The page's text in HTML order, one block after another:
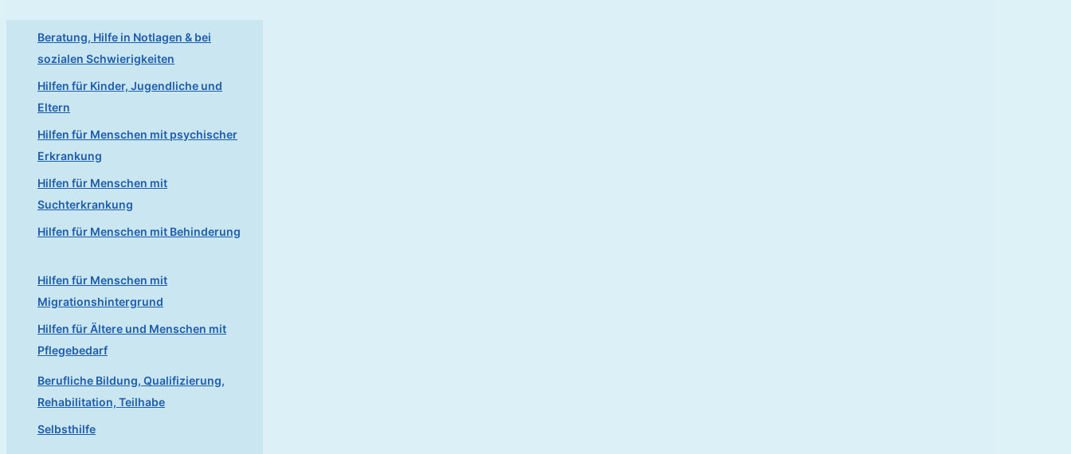
Beratung, Hilfe in Notlagen & bei
sozialen Schwierigkeiten
Hilfen für Kinder, Jugendliche und
Eltern
Hilfen für Menschen mit psychischer
Erkrankung
Hilfen für Menschen mit
Suchterkrankung
Hilfen für Menschen mit Behinderung
Hilfen für Menschen mit
Migrationshintergrund
Hilfen für Ältere und Menschen mit
Pflegebedarf
Berufliche Bildung, Qualifizierung,
Rehabilitation, Teilhabe
Selbsthilfe